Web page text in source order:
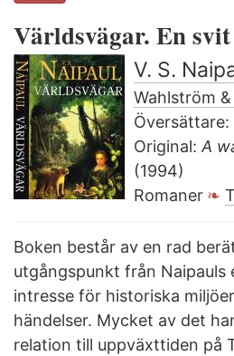
Världsvägar. En svit
V. S.
Wahlström
Översättare:
Original:A
(1994)
Romaner
Boken består av en rad
utgångspunkt från Naipauls
intresse för historiska
händelser. Mycket av det
relation till uppväxttiden på